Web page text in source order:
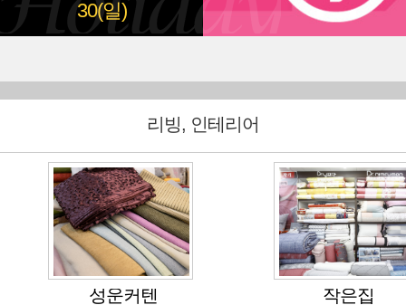
30(일)
리빙, 인테리어